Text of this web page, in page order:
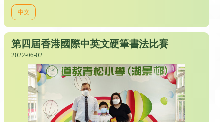
中文
第四屆香港國際中英文硬筆書法比賽
2022-06-02